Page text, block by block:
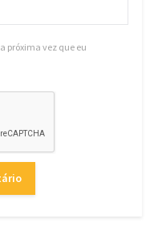
próxima vez que eu